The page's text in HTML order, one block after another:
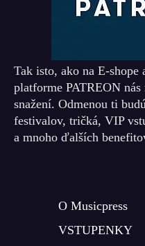
Tak isto, ako na E-shope
platforme PATREON
snažení. Odmenou ti
festivalov, tričká, VIP
a mnoho ďalších
O Musicpress
VSTUPENKY